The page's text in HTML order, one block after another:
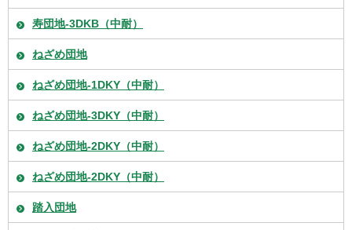
寿団地-3DKB（中耐）
ねざめ団地
ねざめ団地-1DKY（中耐）
ねざめ団地-3DKY（中耐）
ねざめ団地-2DKY（中耐）
ねざめ団地-2DKY（中耐）
踏入団地